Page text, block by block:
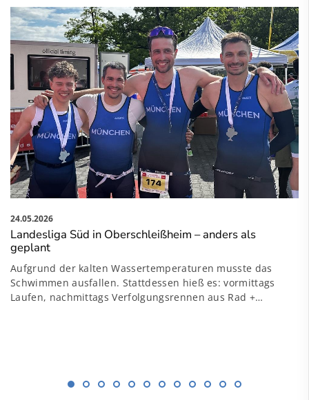
24.05.2026
Landesliga Süd in Oberschleißheim – anders als geplant
Aufgrund der kalten Wassertemperaturen musste das
Schwimmen ausfallen. Stattdessen hieß es: vormittags
Laufen, nachmittags Verfolgungsrennen aus Rad +…